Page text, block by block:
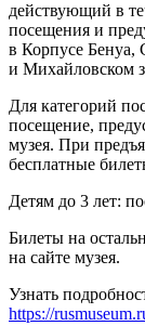
действующий в
посещения и
в Корпусе Бенуа,
и Михайловском
Для категорий
посещение,
музея. При
бесплатные
Детям до 3 лет:
Билеты на
на сайте музея.
Узнать
https://